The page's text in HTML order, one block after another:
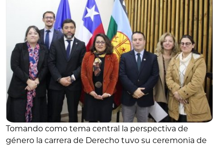
Tomando como tema central la perspectiva de
género la carrera de Derecho tuvo su ceremonia de